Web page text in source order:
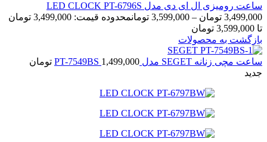
ساعت رومیزی ال ای دی مدل LED CLOCK PT-6796S
3,499,000 تومان –
3,599,000 تومان
محدوده قیمت: 3,499,000 تومان
تا 3,599,000 تومان
بازگشت به محصولات
ساعت مچی زنانه SEGET مدل PT-7549BS 1,499,000
تومان
جدید